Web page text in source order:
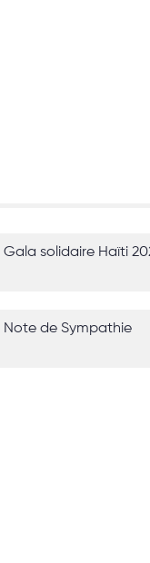
Gala solidaire Haïti
Note de Sympathie